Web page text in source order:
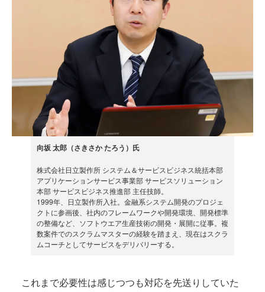
向坂 太郎（さきさか たろう）氏
株式会社日立製作所 システム＆サービスビジネス統括本部
アプリケーションサービス事業部 サービスソリューション
本部 サービスビジネス推進部 主任技師。
1999年、日立製作所入社。金融系システム開発のプロジェ
クトに参画後、社内のフレームワークや開発環境、開発標準
の整備など、ソフトウエア生産技術の開発・展開に従事。複
数案件でのスクラムマスターの経験を踏まえ、現在はスクラ
ムコーチとしてサービスをデリバリーする。
これまで必要性は感じつつも対応を先送りしていた